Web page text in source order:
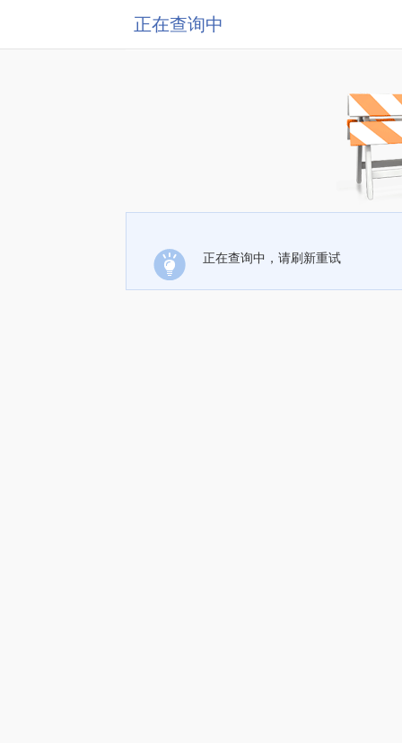
正在查询中
正在查询中，请刷新重试